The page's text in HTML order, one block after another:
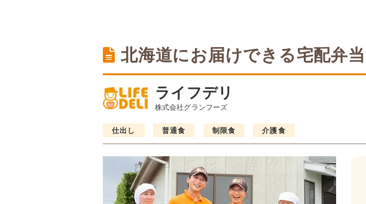
北海道にお届けできる宅配弁
ライフデリ
株式会社グランフーズ
仕出し 普通食 制限食 介護食